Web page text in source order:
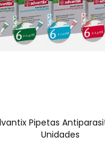
Pipetas
Unidades